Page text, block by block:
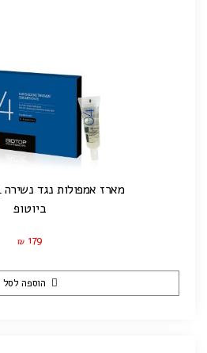
מארז אמפולות נגד נשירה 04 | 6 יחידות
ביוטופ
₪ 179
הוספה לסל